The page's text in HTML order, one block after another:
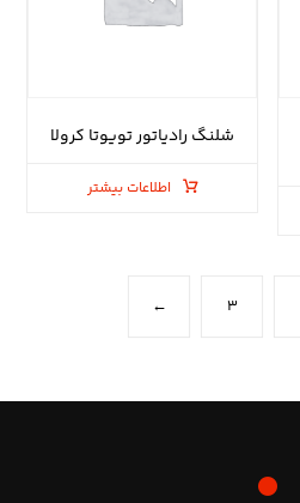
شلنگ رادیاتور تویوتا کرولا
اطلاعات بیشتر
۳ ←